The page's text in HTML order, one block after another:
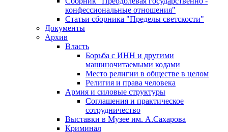
конфессиональные отношения"
Статьи сборника "Пределы светскости"
Документы
Архив
Власть
Борьба с ИНН и другими
машиночитаемыми кодами
Место религии в обществе в целом
Религия и права человека
Армия и силовые структуры
Соглашения и практическое
сотрудничество
Выставки в Музее им. А.Сахарова
Криминал